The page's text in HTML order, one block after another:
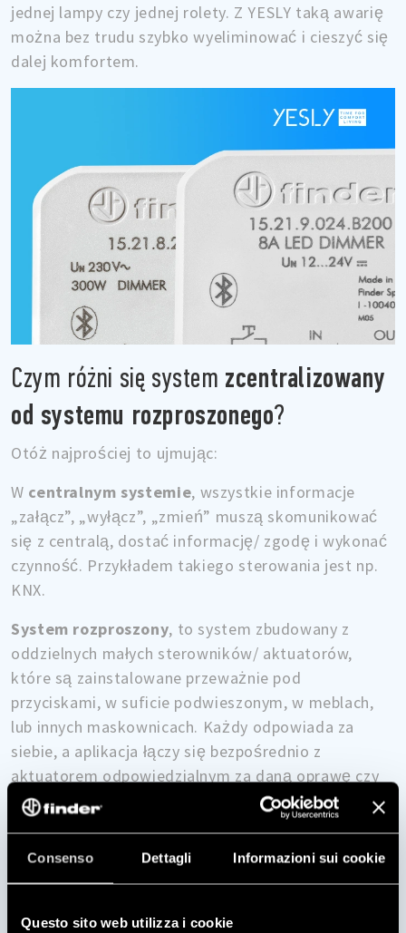
Consenso Dettagli Informazioni sui cookie
Questo sito web utilizza i cookie
jednej lampy czy jednej rolety. Z YESLY taką awarię
można bez trudu szybko wyeliminować i cieszyć się
dalej komfortem.
Czym różni się system zcentralizowany
od systemu rozproszonego?
Otóż najprościej to ujmując:
W centralnym systemie, wszystkie informacje
„załącz”, „wyłącz”, „zmień” muszą skomunikować
się z centralą, dostać informację/ zgodę i wykonać
czynność. Przykładem ta­kiego sterowania jest np.
KNX.
System rozproszony, to system zbudowany z
oddzielnych małych sterowników/ aktuatorów,
które są zainstalowane przeważnie pod
przyciskami, w suficie podwieszonym, w meblach,
lub innych maskownicach. Każdy odpowiada za
siebie, a aplikacja łączy się bezpośrednio z
aktuatorem odpowiedzialnym za daną oprawę czy
roletę.
Co nam daje takie rozwiązanie?
Plusem jestmniejsza awaryjność systemu,
instalacją.